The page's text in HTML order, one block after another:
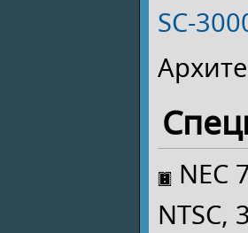
SC-
NEC
NTSC,